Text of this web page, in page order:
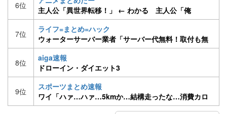
6位
主人公「異世界転移！」 ← わかる 主人公「俺
TUEEEEE！！ハーレム！！たっのしー！！」 ← は？
7位
ライフ=まとめ=ハック
ウォーターサーバー業者「サーバー代無料！取付も無
料！」ワイ「ええな、契約や！」
8位
aiga速報
ドローイン・ダイエット3
9位
スポーツまとめ速報
ワイ「ハァ…ハァ…5kmか…結構走ったな…消費カロ
リーは…」→375kcal